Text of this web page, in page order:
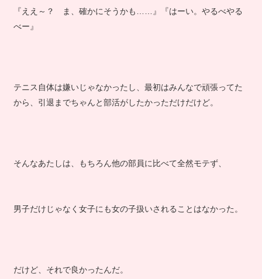
『ええ～？ ま、確かにそうかも……』『はーい。やるべやる
べー』
テニス自体は嫌いじゃなかったし、最初はみんなで頑張ってた
から、引退までちゃんと部活がしたかっただけだけど。
そんなあたしは、もちろん他の部員に比べて全然モテず、
男子だけじゃなく女子にも女の子扱いされることはなかった。
だけど、それで良かったんだ。